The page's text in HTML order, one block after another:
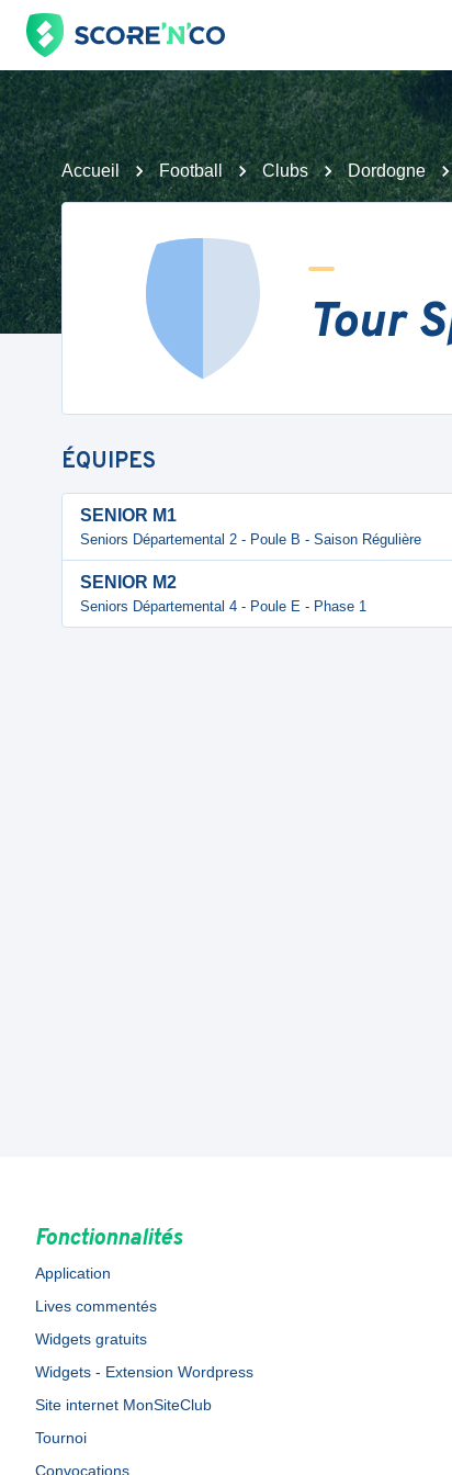
Accueil Football Clubs Dordogne
Tour
ÉQUIPES
SENIOR M1
Seniors Départemental 2 - Poule B - Saison Régulière
SENIOR M2
Seniors Départemental 4 - Poule E - Phase 1
Fonctionnalités
Application
Lives commentés
Widgets gratuits
Widgets - Extension Wordpress
Site internet MonSiteClub
Tournoi
Convocations